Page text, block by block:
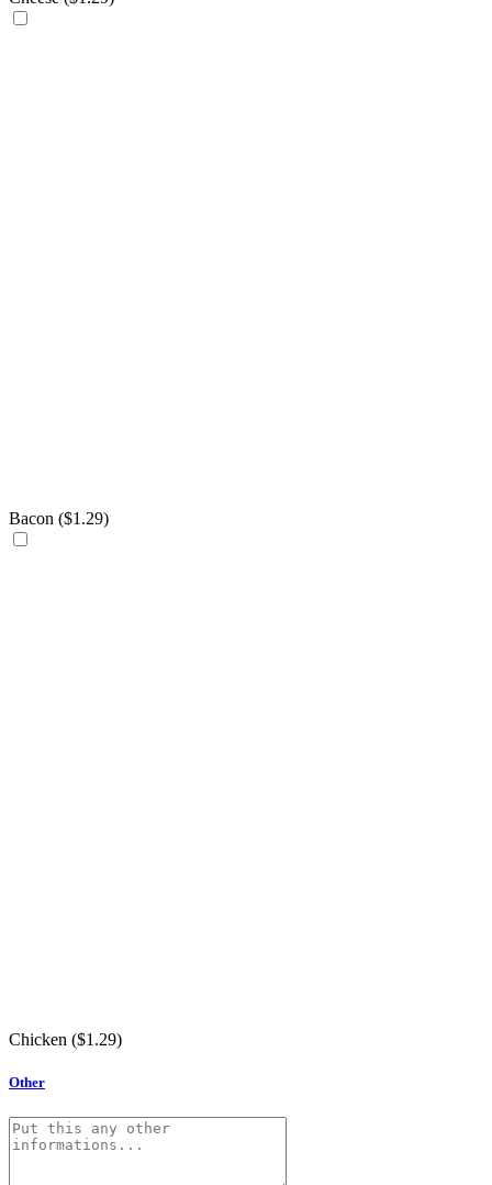
Bacon ($1.29)
Chicken ($1.29)
Other